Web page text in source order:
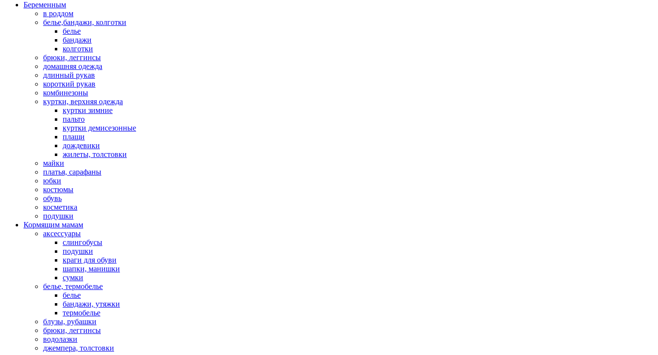
Беременным
в роддом
белье,бандажи, колготки
белье
бандажи
колготки
брюки, леггинсы
домашняя одежда
длинный рукав
короткий рукав
комбинезоны
куртки, верхняя одежда
куртки зимние
пальто
куртки демисезонные
плащи
дождевики
жилеты, толстовки
майки
платья, сарафаны
юбки
костюмы
обувь
косметика
подушки
Кормящим мамам
аксессуары
слингобусы
подушки
краги для обуви
шапки, манишки
сумки
белье, термобелье
белье
бандажи, утяжки
термобелье
блузы, рубашки
брюки, леггинсы
водолазки
джемпера, толстовки